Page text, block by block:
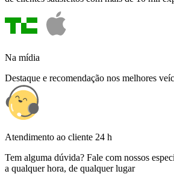
Na mídia
Destaque e recomendação nos melhores
Atendimento ao cliente 24 h
Tem alguma dúvida? Fale com nossos
a qualquer hora, de qualquer lugar